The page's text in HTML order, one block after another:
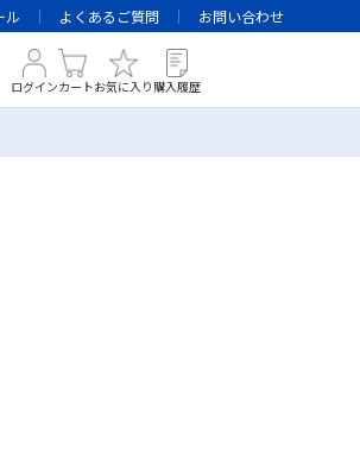
ル よくあるご質問 お問い合わせ
ログインカートお気に入り 購入履歴